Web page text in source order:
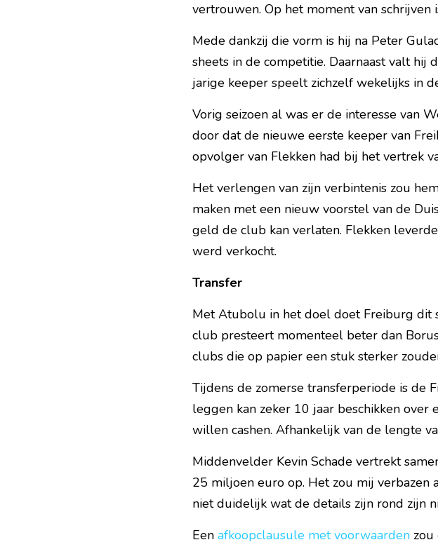
vertrouwen. Op het moment van
Mede dankzij die vorm is hij na Peter
sheets in de competitie. Daarnaast valt hij
jarige keeper speelt zichzelf wekelijks in
Vorig seizoen al was er de interesse van
door dat de nieuwe eerste keeper van
opvolger van Flekken had bij het vertrek
Het verlengen van zijn verbintenis zou
maken met een nieuw voorstel van de
geld de club kan verlaten. Flekken
werd verkocht.
Transfer
Met Atubolu in het doel doet Freiburg dit
club presteert momenteel beter dan
clubs die op papier een stuk sterker
Tijdens de zomerse transferperiode is de
leggen kan zeker 10 jaar beschikken
willen cashen. Afhankelijk van de lengte
Middenvelder Kevin Schade vertrekt
25 miljoen euro op. Het zou mij
niet duidelijk wat de details zijn rond zijn
Een afkoopclausule met voorwaarden